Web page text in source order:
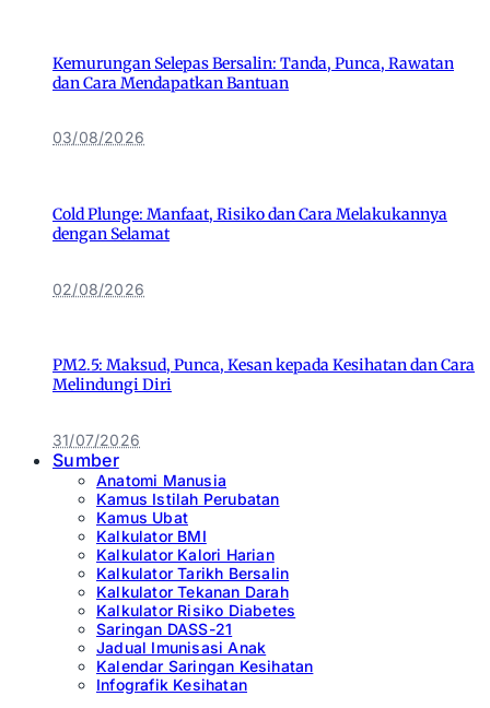
Kemurungan Selepas Bersalin: Tanda, Punca, Rawatan
dan Cara Mendapatkan Bantuan
03/08/2026
Cold Plunge: Manfaat, Risiko dan Cara Melakukannya
dengan Selamat
02/08/2026
PM2.5: Maksud, Punca, Kesan kepada Kesihatan dan Cara
Melindungi Diri
31/07/2026
Sumber
Anatomi Manusia
Kamus Istilah Perubatan
Kamus Ubat
Kalkulator BMI
Kalkulator Kalori Harian
Kalkulator Tarikh Bersalin
Kalkulator Tekanan Darah
Kalkulator Risiko Diabetes
Saringan DASS-21
Jadual Imunisasi Anak
Kalendar Saringan Kesihatan
Infografik Kesihatan